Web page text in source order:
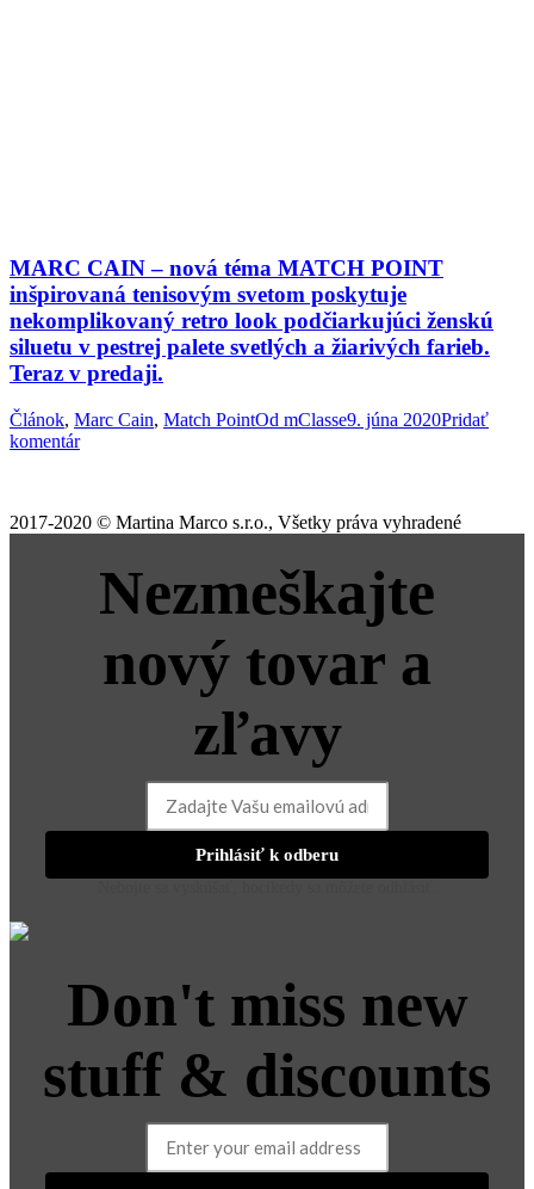
MARC CAIN – nová téma MATCH POINT
inšpirovaná tenisovým svetom poskytuje
nekomplikovaný retro look podčiarkujúci ženskú
siluetu v pestrej palete svetlých a žiarivých farieb.
Teraz v predaji.
Článok, Marc Cain, Match PointOd mClasse9. júna 2020Pridať
komentár
2017-2020 © Martina Marco s.r.o., Všetky práva vyhradené
Nezmeškajte
nový tovar a
zľavy
Prihlásiť k odberu
Don't miss new
stuff & discounts